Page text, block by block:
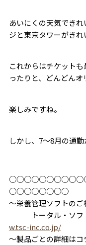
あいにくの天気でき
ジと東京タワーがきれ
これからはチケット
ったりと、どんどんオ
楽しみですね。
しかし、7～8月の通
○○○○○○○○
～栄養管理ソフトの
トータル・ソフ
w.tsc-inc.co.jp/
～製品ごとの詳細は